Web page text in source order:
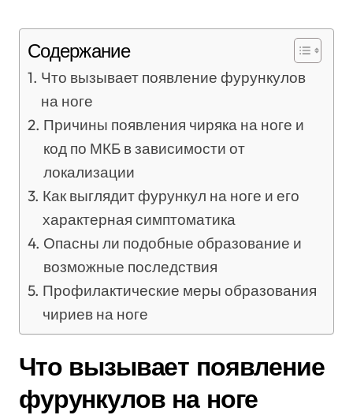
Содержание
Что вызывает появление фурункулов
на ноге
Причины появления чиряка на ноге и
код по МКБ в зависимости от
локализации
Как выглядит фурункул на ноге и его
характерная симптоматика
Опасны ли подобные образование и
возможные последствия
Профилактические меры образования
чириев на ноге
Что вызывает появление
фурункулов на ноге